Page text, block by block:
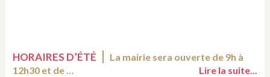
HORAIRES D’ÉTÉ
La mairie sera ouverte de 9h à
12h30 et de …
Lire la suite...